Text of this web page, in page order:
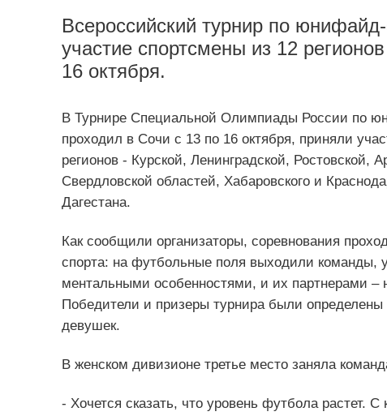
Всероссийский турнир по
участие спортсмены из 12
16 октября.
В Турнире Специальной Олимпиады России по
проходил в Сочи с 13 по 16 октября, приняли
регионов - Курской, Ленинградской, Ростовской,
Свердловской областей, Хабаровского и
Дагестана.
Как сообщили организаторы, соревнования
спорта: на футбольные поля выходили команды,
ментальными особенностями, и их партнерами
Победители и призеры турнира были
девушек.
В женском дивизионе третье место заняла
- Хочется сказать, что уровень футбола растет.